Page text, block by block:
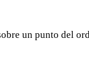
un punto del